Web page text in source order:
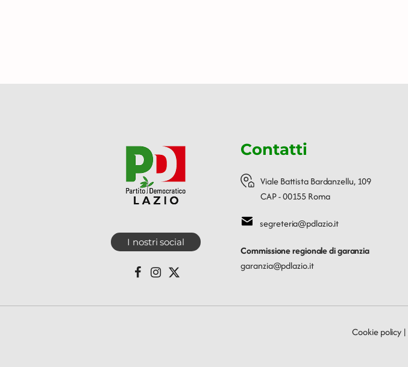
I nostri social
Contatti
Viale Battista Bardanzellu, 109
CAP - 00155 Roma
segreteria@pdlazio.it
Commissione regionale di garanzia
garanzia@pdlazio.it
Cookie policy |